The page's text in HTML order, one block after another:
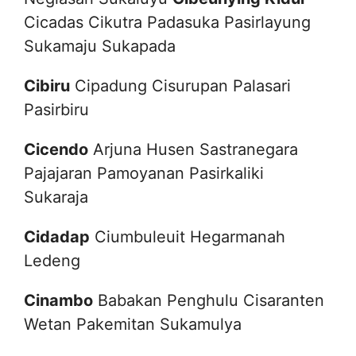
Cicadas Cikutra Padasuka Pasirlayung
Sukamaju Sukapada
Cibiru Cipadung Cisurupan Palasari
Pasirbiru
Cicendo Arjuna Husen Sastranegara
Pajajaran Pamoyanan Pasirkaliki
Sukaraja
Cidadap Ciumbuleuit Hegarmanah
Ledeng
Cinambo Babakan Penghulu Cisaranten
Wetan Pakemitan Sukamulya